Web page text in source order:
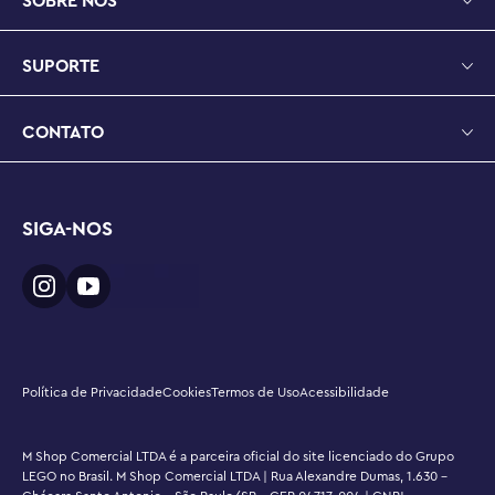
Dimensões – Este modelo de capacete montável de 529
peças mede mais de 18 cm de altura, 11 cm de largura e
SUPORTE
CONTATO
SIGA-NOS
Política de PrivacidadeCookiesTermos de UsoAcessibilidade
M Shop Comercial LTDA é a parceira oficial do site licenciado do Grupo
LEGO no Brasil. M Shop Comercial LTDA | Rua Alexandre Dumas, 1.630 -